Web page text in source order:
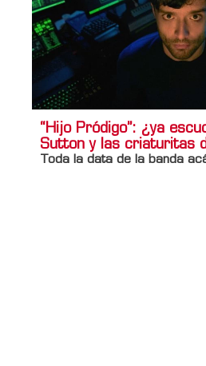
“Hijo Pródigo”: ¿ya
Sutton y las criaturitas
Toda la data de la banda